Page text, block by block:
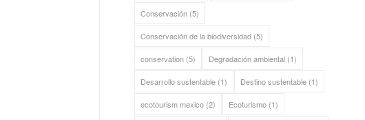
Conservación (5)
Conservación de la biodiversidad (5)
conservation (5) Degradación ambiental (1)
Desarrollo sustentable (1) Destino sustentable (1)
ecotourism mexico (2) Ecoturismo (1)